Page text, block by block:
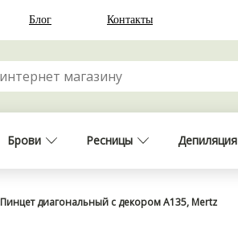
Пинцет диагональный с декором A135, Mertz
Блог Контакты
Брови Ресницы Депиляция